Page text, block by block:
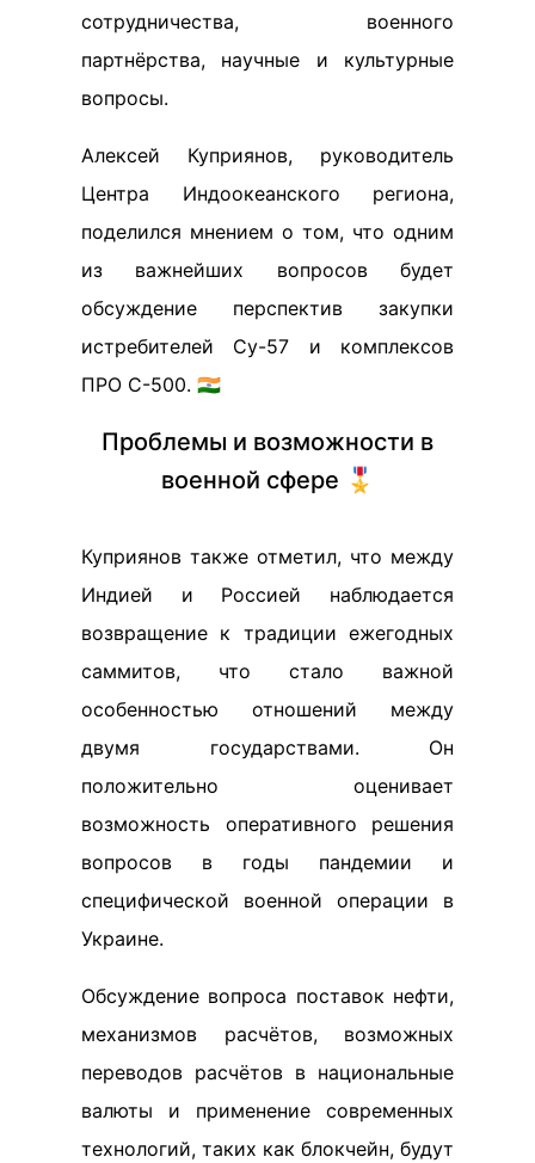
сотрудничества, военного
партнёрства, научные и культурные
вопросы.
Алексей Куприянов, руководитель
Центра Индоокеанского региона,
поделился мнением о том, что одним
из важнейших вопросов будет
обсуждение перспектив закупки
истребителей Су-57 и комплексов
ПРО С-500. 🇮🇳
Проблемы и возможности в
военной сфере 🎖️
Куприянов также отметил, что между
Индией и Россией наблюдается
возвращение к традиции ежегодных
саммитов, что стало важной
особенностью отношений между
двумя государствами. Он
положительно оценивает
возможность оперативного решения
вопросов в годы пандемии и
специфической военной операции в
Украине.
Обсуждение вопроса поставок нефти,
механизмов расчётов, возможных
переводов расчётов в национальные
валюты и применение современных
технологий, таких как блокчейн, будут